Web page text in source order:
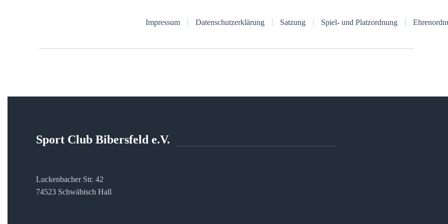
Impressum Datenschutzerklärung Satzung Spiel- und Platzordnung
Sport Club Bibersfeld e.V.
Luckenbacher Str. 42
74523 Schwäbisch Hall